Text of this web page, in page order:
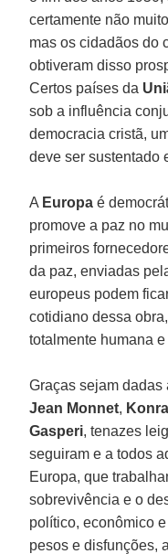
certamente não
mas os cidadãos do
obtiveram disso
Certos países da
sob a influência
democracia cristã,
deve ser sustentado
A Europaé
promove a paz no
primeiros
da paz, enviadas
europeus podem
cotidiano dessa
totalmente humana
Graças sejam
Jean Monnet,
Gasperi, tenazes
seguiram e a todos
Europa, que
sobrevivência e o
político, econômico
pesos e disfunções,